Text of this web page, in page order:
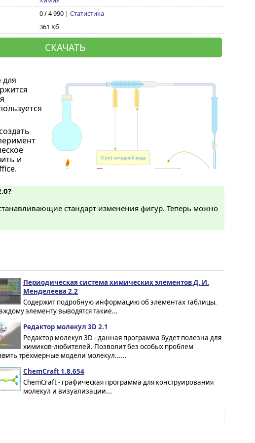
0 / 4 990 | Статистика
361 Кб
СКАЧАТЬ
и
стандарт изменения фигур. Теперь можно
Периодическая система химических элементов Д. И.
Менделеева 2.2
Содержит подробную информацию об элементах таблицы.
элементу выводятся такие...
Редактор молекул 3D 2.1
Редактор молекул 3D - данная программа будет полезна для
химиков-любителей. Позволит без особых проблем
трёхмерные модели молекул......
ChemCraft 1.8.654
ChemCraft - графическая программа для конструирования
молекул и визуализации...